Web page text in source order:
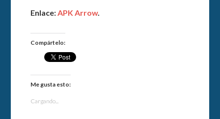
Enlace:APK Arrow.
Compártelo:
Me gusta esto:
Cargando...